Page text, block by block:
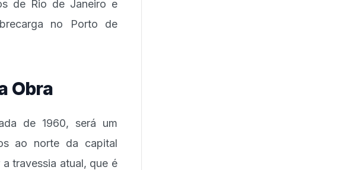
de Rio de Janeiro e
no Porto de
Obra
de 1960, será um
ao norte da capital
travessia atual, que é